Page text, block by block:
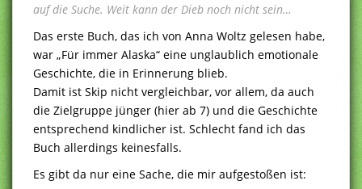
auf die Suche. Weit kann der Dieb noch nicht sein…
Das erste Buch, das ich von Anna Woltz gelesen habe,
war „Für immer Alaska“ eine unglaublich emotionale
Geschichte, die in Erinnerung blieb.
Damit ist Skip nicht vergleichbar, vor allem, da auch
die Zielgruppe jünger (hier ab 7) und die Geschichte
entsprechend kindlicher ist. Schlecht fand ich das
Buch allerdings keinesfalls.
Es gibt da nur eine Sache, die mir aufgestoßen ist: